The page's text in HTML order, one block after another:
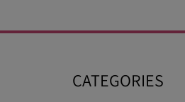
CATEGORIES